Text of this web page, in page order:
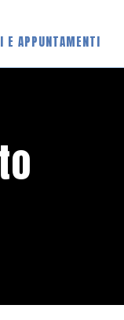
E APPUNTAMENTI